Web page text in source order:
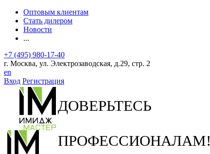
Оптовым клиентам
Стать дилером
Новости
...
+7 (495) 980-17-40
г. Москва, ул. Электрозаводская, д.29, стр. 2
en
Вход Регистрация
ДОВЕРЬТЕСЬ
ПРОФЕССИОНАЛАМ!